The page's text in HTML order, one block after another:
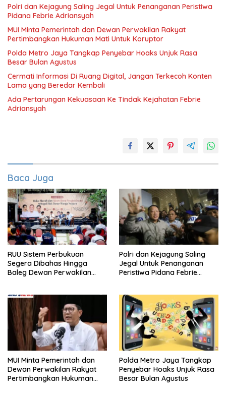
Polri dan Kejagung Saling Jegal Untuk Penanganan Peristiwa
Pidana Febrie Adriansyah
MUI Minta Pemerintah dan Dewan Perwakilan Rakyat
Pertimbangkan Hukuman Mati Untuk Koruptor
Polda Metro Jaya Tangkap Penyebar Hoaks Unjuk Rasa
Besar Bulan Agustus
Cermati Informasi Di Ruang Digital, Jangan Terkecoh Konten
Lama yang Beredar Kembali
Ada Pertarungan Kekuasaan Ke Tindak Kejahatan Febrie
Adriansyah
Baca Juga
RUU Sistem Perbukuan
Segera Dibahas Hingga
Baleg Dewan Perwakilan
Polri dan Kejagung Saling
Jegal Untuk Penanganan
Peristiwa Pidana Febrie
MUI Minta Pemerintah dan
Dewan Perwakilan Rakyat
Pertimbangkan Hukuman
Polda Metro Jaya Tangkap
Penyebar Hoaks Unjuk Rasa
Besar Bulan Agustus